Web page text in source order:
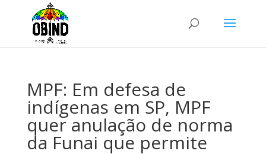
MPF: Em defesa de
indígenas em SP, MPF
quer anulação de norma
da Funai que permite